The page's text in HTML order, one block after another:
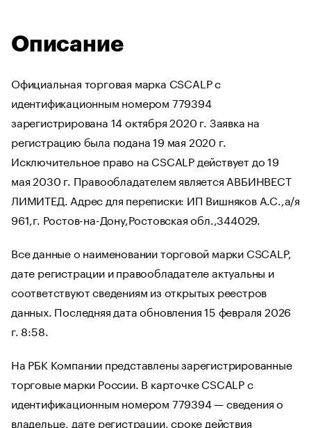
Описание
Официальная торговая марка CSCALP с
идентификационным номером 779394
зарегистрирована 14 октября 2020 г. Заявка на
регистрацию была подана 19 мая 2020 г.
Исключительное право на CSCALP действует до 19
мая 2030 г. Правообладателем является АВБИНВЕСТ
ЛИМИТЕД. Адрес для переписки: ИП Вишняков А.С.,а/я
961,г. Ростов-на-Дону,Ростовская обл.,344029.
Все данные о наименовании торговой марки CSCALP,
дате регистрации и правообладателе актуальны и
соответствуют сведениям из открытых реестров
данных. Последняя дата обновления 15 февраля 2026
г. 8:58.
На РБК Компании представлены зарегистрированные
торговые марки России. В карточке CSCALP с
идентификационным номером 779394 — сведения о
владельце, дате регистрации, сроке действия